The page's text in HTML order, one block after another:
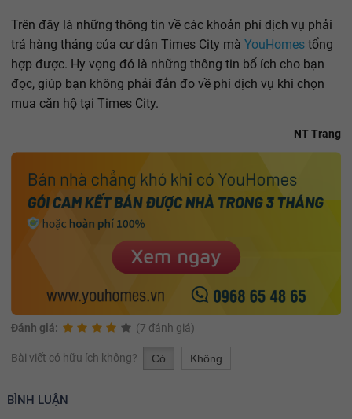
Trên đây là những thông tin về các khoản phí dịch vụ phải
trả hàng tháng của cư dân Times City mà YouHomes tổng
hợp được. Hy vọng đó là những thông tin bổ ích cho bạn
đọc, giúp bạn không phải đắn đo về phí dịch vụ khi chọn
mua căn hộ tại Times City.
NT Trang
Đánh giá: (7 đánh giá)
Bài viết có hữu ích không? Có Không
BÌNH LUẬN